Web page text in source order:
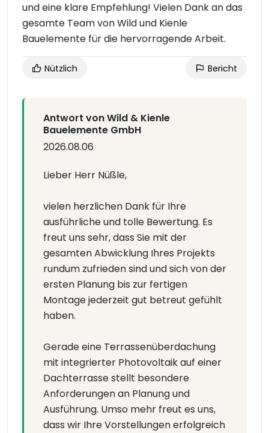
und eine klare Empfehlung! Vielen Dank an das
gesamte Team von Wild und Kienle
Bauelemente für die hervorragende Arbeit.
Nützlich Bericht
Antwort von Wild & Kienle
Bauelemente GmbH
2026.08.06
Lieber Herr Nüßle,
vielen herzlichen Dank für Ihre
ausführliche und tolle Bewertung. Es
freut uns sehr, dass Sie mit der
gesamten Abwicklung Ihres Projekts
rundum zufrieden sind und sich von der
ersten Planung bis zur fertigen
Montage jederzeit gut betreut gefühlt
haben.
Gerade eine Terrassenüberdachung
mit integrierter Photovoltaik auf einer
Dachterrasse stellt besondere
Anforderungen an Planung und
Ausführung. Umso mehr freut es uns,
dass wir Ihre Vorstellungen erfolgreich